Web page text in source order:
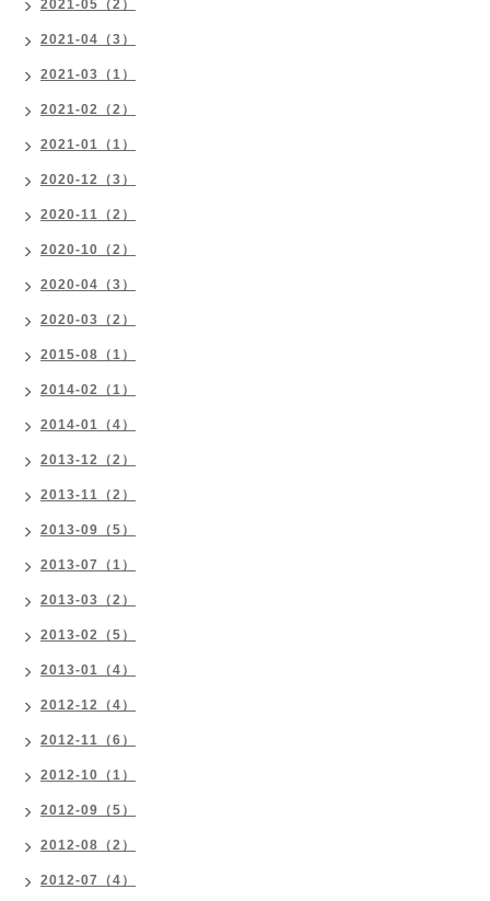
2021-05（2）
2021-04（3）
2021-03（1）
2021-02（2）
2021-01（1）
2020-12（3）
2020-11（2）
2020-10（2）
2020-04（3）
2020-03（2）
2015-08（1）
2014-02（1）
2014-01（4）
2013-12（2）
2013-11（2）
2013-09（5）
2013-07（1）
2013-03（2）
2013-02（5）
2013-01（4）
2012-12（4）
2012-11（6）
2012-10（1）
2012-09（5）
2012-08（2）
2012-07（4）